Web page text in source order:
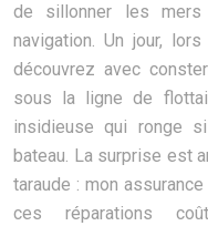
de sillonner les
navigation. Un jour,
découvrez avec
sous la ligne de
insidieuse qui ronge
bateau. La surprise est
taraude : mon
ces réparations